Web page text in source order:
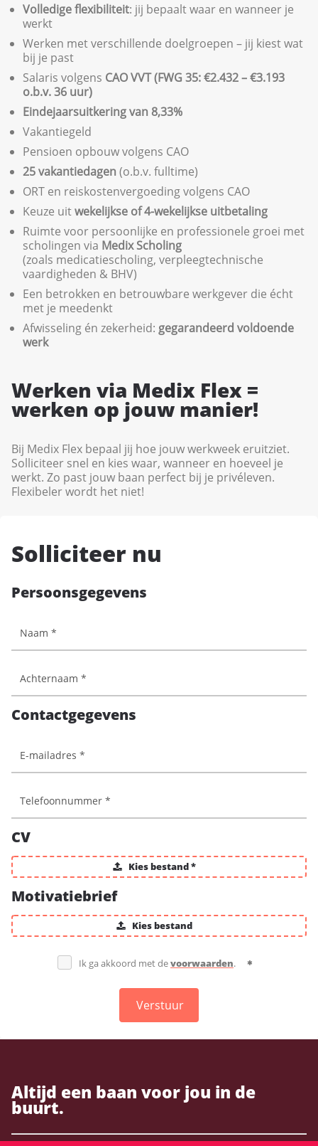
Volledige flexibiliteit: jij bepaalt waar en wanneer je
werkt
Werken met verschillende doelgroepen – jij kiest wat
bij je past
Salaris volgens CAO VVT (FWG 35: €2.432 – €3.193
o.b.v. 36 uur)
Eindejaarsuitkering van 8,33%
Vakantiegeld
Pensioen opbouw volgens CAO
25 vakantiedagen(o.b.v. fulltime)
ORT en reiskostenvergoeding volgens CAO
Keuze uitwekelijkse of 4-wekelijkse uitbetaling
Ruimte voor persoonlijke en professionele groei met
scholingen via Medix Scholing
(zoals medicatiescholing, verpleegtechnische
vaardigheden & BHV)
Een betrokken en betrouwbare werkgever die écht
met je meedenkt
Afwisseling én zekerheid: gegarandeerd voldoende
werk
Werken via Medix Flex =
werken op jouw manier!
Bij Medix Flex bepaal jij hoe jouw werkweek eruitziet.
Solliciteer snel en kies waar, wanneer en hoeveel je
werkt. Zo past jouw baan perfect bij je privéleven.
Flexibeler wordt het niet!
Solliciteer nu
Persoonsgegevens
Contactgegevens
CV
Kies bestand *
Motivatiebrief
Kies bestand
Ik ga akkoord met devoorwaarden.
Verstuur
Altijd een baan voor jou in de
buurt.